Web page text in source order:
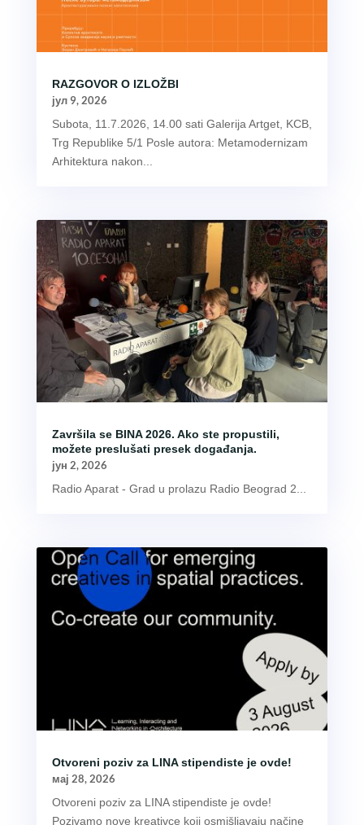
RAZGOVOR O IZLOŽBI
јул 9, 2026
Subota, 11.7.2026, 14.00 sati Galerija Artget, KCB,
Trg Republike 5/1 Posle autora: Metamodernizam
Arhitektura nakon...
Završila se BINA 2026. Ako ste propustili,
možete preslušati presek događanja.
јун 2, 2026
Radio Aparat - Grad u prolazu Radio Beograd 2...
Otvoreni poziv za LINA stipendiste je ovde!
мај 28, 2026
Otvoreni poziv za LINA stipendiste je ovde!
Pozivamo nove kreativce koji osmišljavaju načine